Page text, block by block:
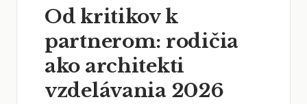
Od kritikov k
partnerom: rodičia
ako architekti
vzdelávania 2026